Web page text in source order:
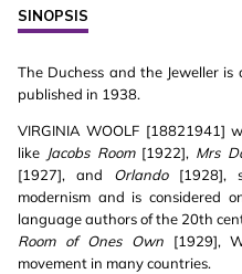
SINOPSIS
The Duchess and the Jeweller
published in 1938.
VIRGINIA WOOLF [18821941]
like Jacobs Room[1922], Mrs
[1927], and Orlando[1928],
modernism and is considered
language authors of the 20th
Room of Ones Own[1929],
movement in many countries.